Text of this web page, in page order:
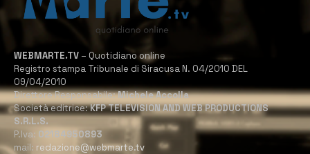
WEBMARTE.TV – Quotidiano online
Registro stampa Tribunale di Siracusa N. 04/2010 DEL
09/04/2010
Direttore Responsabile:Michele Accolla
Società editrice:KFP TELEVISION AND WEB PRODUCTIONS
S.R.L.S.
P.Iva: 02184950893
mail: redazione@webmarte.tv